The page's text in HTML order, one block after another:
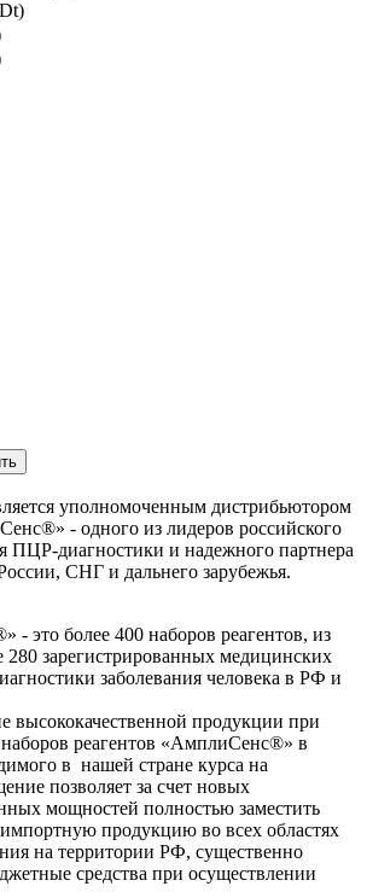
уполномоченным дистрибьютором
- одного из лидеров российского
ПЦР-диагностики и надежного партнера
СНГ и дальнего зарубежья.
- это более 400 наборов реагентов, из
280 зарегистрированных медицинских
заболевания человека в РФ и
высококачественной продукции при
наборов реагентов «АмплиСенс®» в
в нашей стране курса на
позволяет за счет новых
мощностей полностью заместить
продукцию во всех областях
на территории РФ, существенно
средства при осуществлении